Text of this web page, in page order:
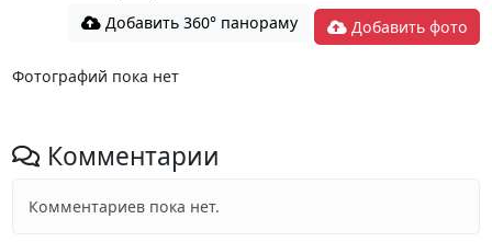
Добавить 360° панораму Добавить фото
Фотографий пока нет
Комментарии
Комментариев пока нет.